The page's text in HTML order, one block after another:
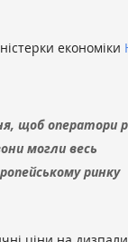
економіки
щоб оператори
могли весь
ринку